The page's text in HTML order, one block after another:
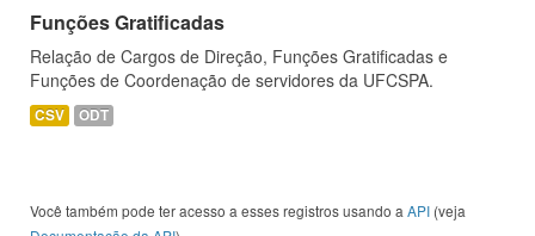
Funções Gratificadas
Relação de Cargos de Direção, Funções Gratificadas e
Funções de Coordenação de servidores da UFCSPA.
CSV ODT
Você também pode ter acesso a esses registros usando a API (veja